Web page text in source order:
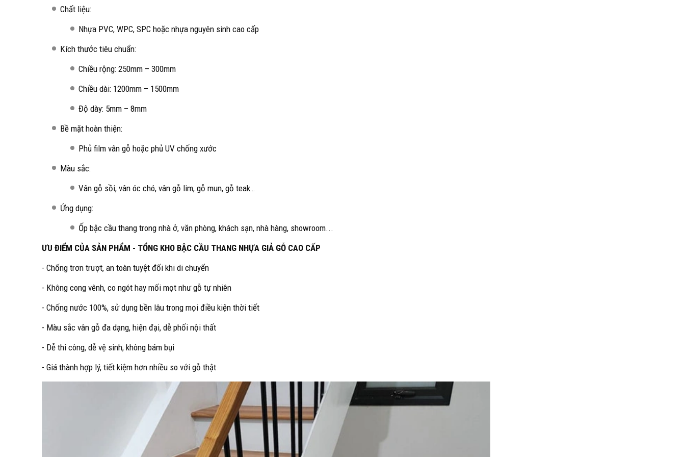
Chất liệu:
Nhựa PVC, WPC, SPC hoặc nhựa nguyên sinh cao cấp
Kích thước tiêu chuẩn:
Chiều rộng: 250mm – 300mm
Chiều dài: 1200mm – 1500mm
Độ dày: 5mm – 8mm
Bề mặt hoàn thiện:
Phủ film vân gỗ hoặc phủ UV chống xước
Màu sắc:
Vân gỗ sồi, vân óc chó, vân gỗ lim, gỗ mun, gỗ teak…
Ứng dụng:
Ốp bậc cầu thang trong nhà ở, văn phòng, khách sạn, nhà hàng, showroom...
ƯU ĐIỂM CỦA SẢN PHẨM - TỔNG KHO BẬC CẦU THANG NHỰA GIẢ GỖ CAO CẤP
- Chống trơn trượt, an toàn tuyệt đối khi di chuyển
- Không cong vênh, co ngót hay mối mọt như gỗ tự nhiên
- Chống nước 100%, sử dụng bền lâu trong mọi điều kiện thời tiết
- Màu sắc vân gỗ đa dạng, hiện đại, dễ phối nội thất
- Dễ thi công, dễ vệ sinh, không bám bụi
- Giá thành hợp lý, tiết kiệm hơn nhiều so với gỗ thật